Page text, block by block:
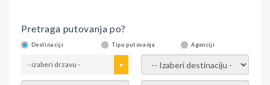
Pretraga putovanja po?
Destinaciji Tipu putovanja Agenciji
- izaberi drzavu - - izaberi destinaciju -